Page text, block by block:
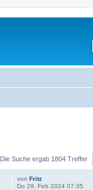
Die Suche ergab 1804 Treffer
vonFritz
Do 29. Feb 2024 07:35